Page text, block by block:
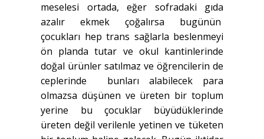
meselesi ortada, eğer sofradaki gıda
azalır ekmek çoğalırsa bugünün
çocukları hep trans sağlarla beslenmeyi
ön planda tutar ve okul kantinlerinde
doğal ürünler satılmaz ve öğrencilerin de
ceplerinde bunları alabilecek para
olmazsa düşünen ve üreten bir toplum
yerine bu çocuklar büyüdüklerinde
üreten değil verilenle yetinen ve tüketen